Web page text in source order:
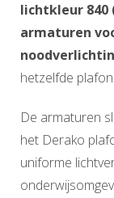
lichtkleur 840
armaturen
hetzelfde
De armaturen
het Derako
uniforme